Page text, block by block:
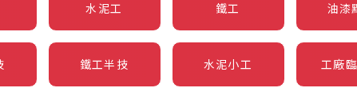
水泥工 鐵工 油漆
鐵工半技 水泥小工 工廠